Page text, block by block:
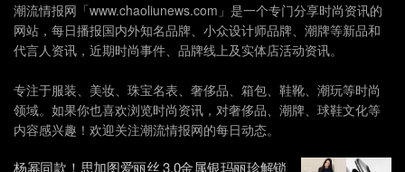
潮流情报网「www.chaoliunews.com」是一个专门分享时尚资讯的
网站，每日播报国内外知名品牌、小众设计师品牌、潮牌等新品和
代言人资讯，近期时尚事件、品牌线上及实体店活动资讯。
专注于服装、美妆、珠宝名表、奢侈品、箱包、鞋靴、潮玩等时尚
领域。如果你也喜欢浏览时尚资讯，对奢侈品、潮牌、球鞋文化等
内容感兴趣！欢迎关注潮流情报网的每日动态。
杨幂同款！思加图爱丽丝 3.0金属银玛丽珍解锁